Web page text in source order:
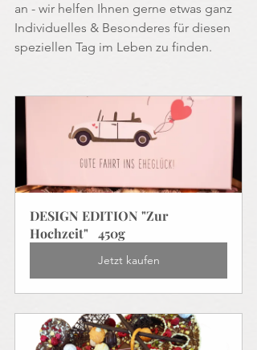
an - wir helfen Ihnen gerne etwas ganz
Individuelles & Besonderes für diesen
speziellen Tag im Leben zu finden.
DESIGN EDITION "Zur
Hochzeit"   450g
Jetzt kaufen